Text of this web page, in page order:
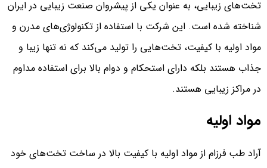
تخت‌های زیبایی، به عنوان یکی از پیشروان صنعت زیبایی در ایران
شناخته شده است. این شرکت با استفاده از تکنولوژی‌های مدرن و
مواد اولیه با کیفیت، تخت‌هایی را تولید می‌کند که نه تنها زیبا و
جذاب هستند بلکه دارای استحکام و دوام بالا برای استفاده مداوم
در مراکز زیبایی هستند.
مواد اولیه
آراد طب فرزام از مواد اولیه با کیفیت بالا در ساخت تخت‌های خود